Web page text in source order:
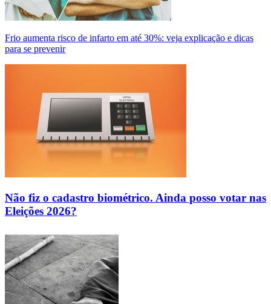
Frio aumenta risco de infarto em até 30%: veja explicação e dicas
para se prevenir
Não fiz o cadastro biométrico. Ainda posso votar nas
Eleições 2026?